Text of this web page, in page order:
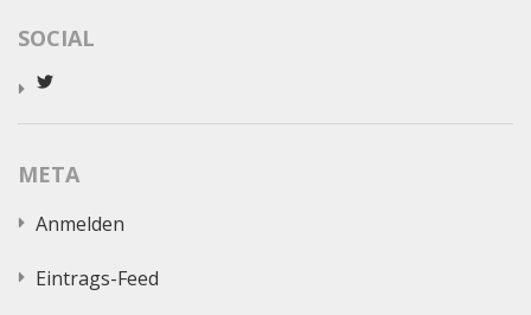
SOCIAL
anzeigen
META
Anmelden
Eintrags-Feed